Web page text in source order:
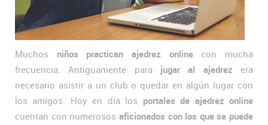
Muchos niños practican ajedrez onlinecon mucha
frecuencia. Antiguamente para jugar al ajedrez era
necesario asistir a un club o quedar en algún lugar con
los amigos. Hoy en día los portales de ajedrez online
cuentan con numerosos aficionados con los que se puede